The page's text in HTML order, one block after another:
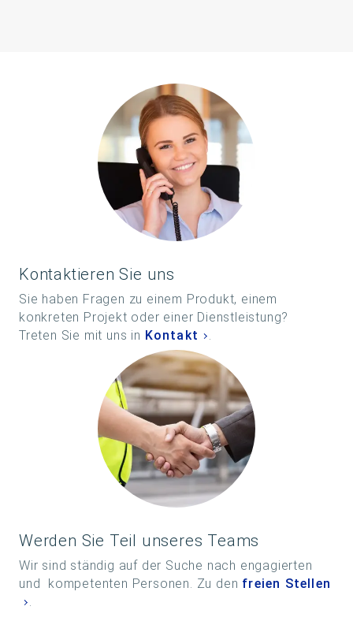
Kontaktieren Sie uns
Sie haben Fragen zu einem Produkt, einem
konkreten Projekt oder einer Dienstleistung?
Treten Sie mit uns in Kontakt .
Werden Sie Teil unseres Teams
Wir sind ständig auf der Suche nach engagierten
und kompetenten Personen. Zu den freien Stellen
.